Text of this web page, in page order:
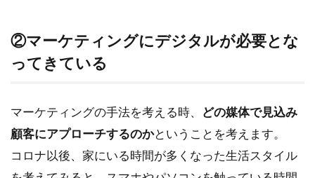
2.2
求職
者の
のに
沿っ
ない
②マーケティングにデジタルが必要とな
ってきている
マーケティングの手法を考える時、 どの媒体で見込み
顧客にアプローチするのかということを考えます。
コロナ以後、家にいる時間が多くなった生活スタイル